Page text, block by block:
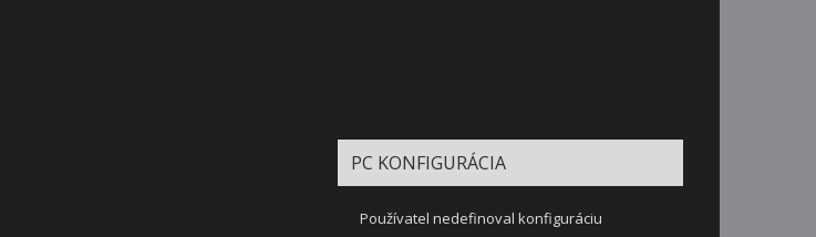
PC KONFIGURÁCIA
Používatel nedefinoval konfiguráciu